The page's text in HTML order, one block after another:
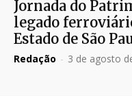
Jornada do
legado
Estado de São
Redação - 3 de agosto